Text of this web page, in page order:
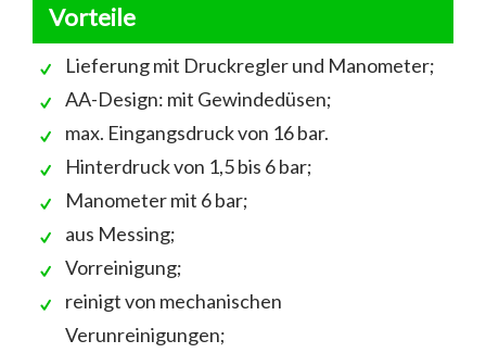
Vorteile
Lieferung mit Druckregler und Manometer;
AA-Design: mit Gewindedüsen;
max. Eingangsdruck von 16 bar.
Hinterdruck von 1,5 bis 6 bar;
Manometer mit 6 bar;
aus Messing;
Vorreinigung;
reinigt von mechanischen
Verunreinigungen;